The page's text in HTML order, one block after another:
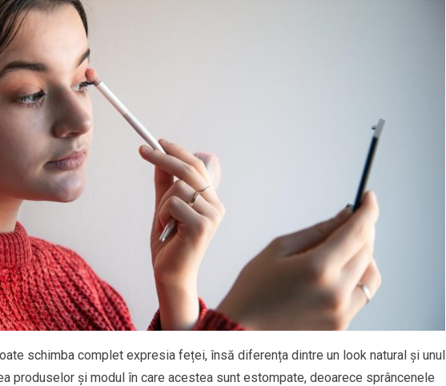
schimba complet expresia feței, însă diferența dintre un look natural și unul
produselor și modul în care acestea sunt estompate, deoarece sprâncenele